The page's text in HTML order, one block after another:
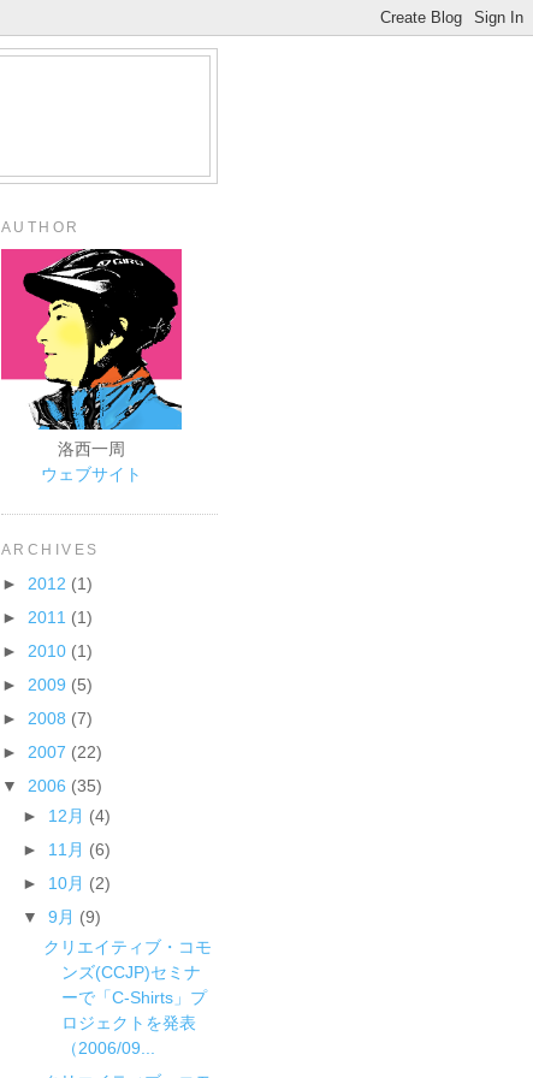
AUTHOR
洛西一周
ウェブサイト
ARCHIVES
► 2012 (1)
► 2011 (1)
► 2010 (1)
► 2009 (5)
► 2008 (7)
► 2007 (22)
▼ 2006 (35)
► 12月 (4)
► 11月 (6)
► 10月 (2)
▼ 9月 (9)
クリエイティブ・コモ
ンズ(CCJP)セミナ
ーで「C-Shirts」プ
ロジェクトを発表
（2006/09...